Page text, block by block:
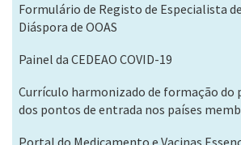
Formulário de Registo de Especialista
Diáspora de OOAS
Painel da CEDEAO COVID-19
Currículo harmonizado de formação do
dos pontos de entrada nos países